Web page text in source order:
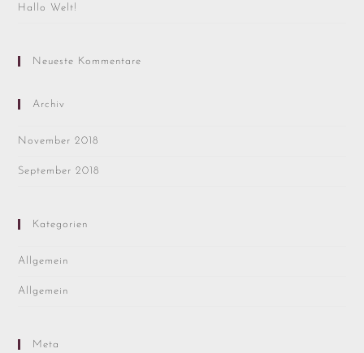
Hallo Welt!
Neueste Kommentare
Archiv
November 2018
September 2018
Kategorien
Allgemein
Allgemein
Meta